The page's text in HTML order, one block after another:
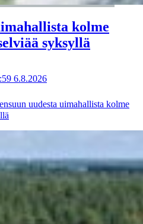
kolme
syksyllä
6.8.2026
uudesta uimahallista kolme